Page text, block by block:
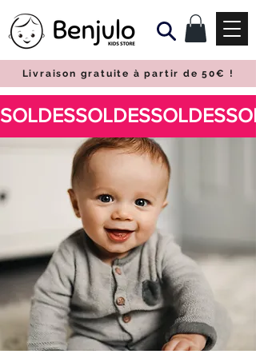
Livraison gratuite à partir de 50€ !